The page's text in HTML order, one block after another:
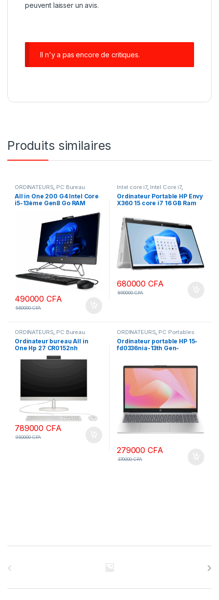
peuvent laisser un avis.
Il n'y a pas encore de critiques.
Produits similaires
ORDINATEURS, PC Bureau
All in One 200 G4 Intel Core
i5-13ème Gen8 Go RAM
dvd- écran 22 Pouces
Clavier français
490000CFA
560000CFA
Intel core i7, Intel Core i7,
ORDINATEURS PC Portables
Ordinateur Portable HP Envy
X360 15 core i7 16 GB Ram
tactile 15.6 pouces
680000CFA
890000CFA
ORDINATEURS PC Bureau
Ordinateur bureau All in
One Hp 27 CR0152nh
CR0153nh Intel Core i7
13ème Gen 16 Go DDR4 RAM
789000CFA
950000CFA
ORDINATEURS PC Portables
Ordinateur portable HP 15-
fd0336nia-13th Gen-
Rétroéclairé-Ecran 15,6”-
W11pro
279000CFA
370000CFA